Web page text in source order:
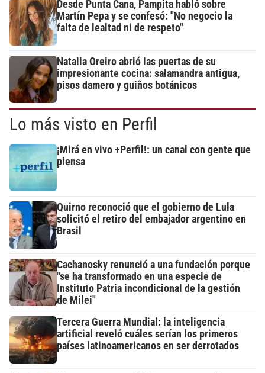
Desde Punta Cana, Pampita habló sobre
Martín Pepa y se confesó: "No negocio la
falta de lealtad ni de respeto"
Natalia Oreiro abrió las puertas de su
impresionante cocina: salamandra antigua,
pisos damero y guiños botánicos
Lo más visto en Perfil
¡Mirá en vivo +Perfil!: un canal con gente que
piensa
Quirno reconoció que el gobierno de Lula
solicitó el retiro del embajador argentino en
Brasil
Cachanosky renunció a una fundación porque
"se ha transformado en una especie de
Instituto Patria incondicional de la gestión
de Milei"
Tercera Guerra Mundial: la inteligencia
artificial reveló cuáles serían los primeros
países latinoamericanos en ser derrotados